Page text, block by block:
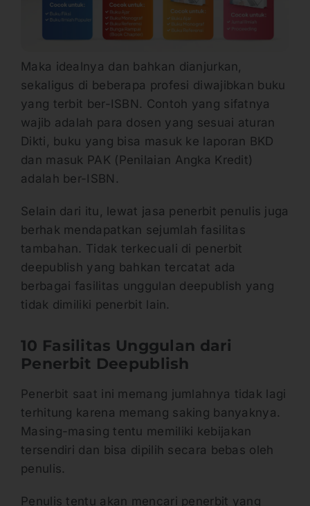
Maka idealnya dan bahkan dianjurkan,
sekaligus di beberapa profesi diwajibkan buku
yang terbit ber-ISBN. Contoh yang sifatnya
wajib adalah para dosen yang sesuai aturan
Dikti, buku yang bisa masuk ke laporan BKD
dan masuk PAK (Penilaian Angka Kredit)
adalah ber-ISBN.
Selain dari itu, lewat jasa penerbit penulis juga
berhak mendapatkan sejumlah fasilitas
tambahan. Tidak terkecuali di penerbit
deepublish yang bahkan tercatat ada
berbagai fasilitas unggulan deepublish yang
tidak dimiliki penerbit lain.
10 Fasilitas Unggulan dari
Penerbit Deepublish
Penerbit saat ini memang jumlahnya tidak lagi
terhitung karena memang saking banyaknya.
Masing-masing tentu memiliki kebijakan
tersendiri dan bisa dipilih secara bebas oleh
penulis.
Penulis tentu akan mencari penerbit yang